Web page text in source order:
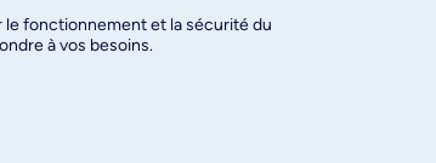
le fonctionnement et la sécurité du
à vos besoins.